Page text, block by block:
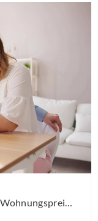
Pendeln lohnt sich: So stark sinken Wohnungspreise im Umland